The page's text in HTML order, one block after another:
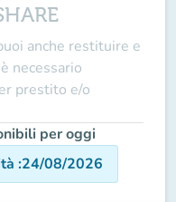
anche restituire e
necessario
prestito e/o
per oggi
:24/08/2026